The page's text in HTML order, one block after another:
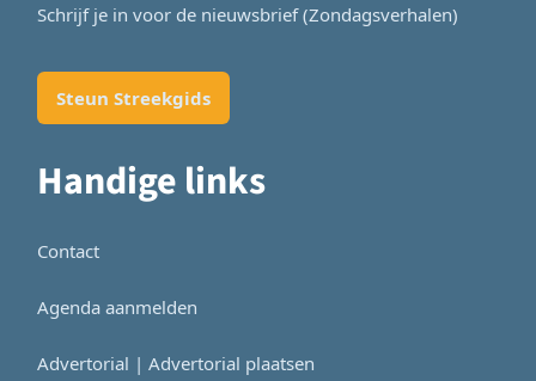
Schrijf je in voor de nieuwsbrief (Zondagsverhalen)
Steun Streekgids
Handige links
Contact
Agenda aanmelden
Advertorial | Advertorial plaatsen